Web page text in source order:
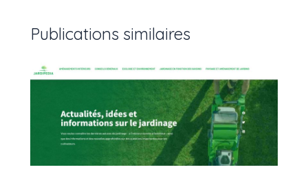
Publications similaires